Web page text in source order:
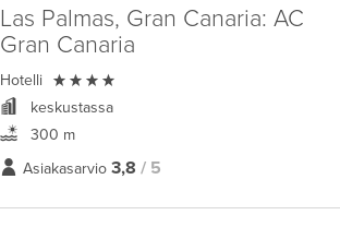
Las Palmas, Gran Canaria: AC
Gran Canaria
Hotelli 
keskustassa
300 m
Asiakasarvio 3,8 / 5